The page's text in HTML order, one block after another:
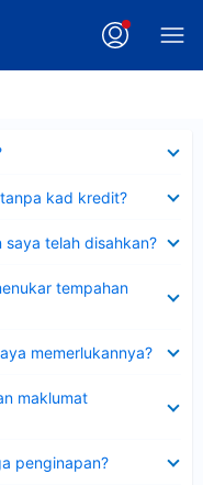
kad kredit?
saya telah disahkan?
tempahan
memerlukannya?
maklumat
penginapan?